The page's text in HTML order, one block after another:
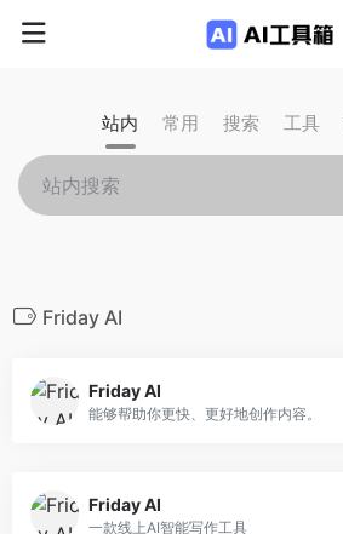
站内 常用 搜索 工具
Friday AI
Friday AI
能够帮助你更快、更好地创作内容。
Friday AI
一款线上AI智能写作工具